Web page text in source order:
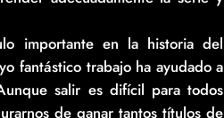
importante en la historia del
fantástico trabajo ha ayudado a
salir es difícil para todos
de ganar tantos títulos de